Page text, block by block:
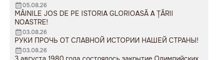
05.08.26
MÂINILE JOS DE PE ISTORIA GLORIOASĂ A ȚĂRII
NOASTRE!
03.08.26
РУКИ ПРОЧЬ ОТ СЛАВНОЙ ИСТОРИИ НАШЕЙ СТРАНЫ!
03.08.26